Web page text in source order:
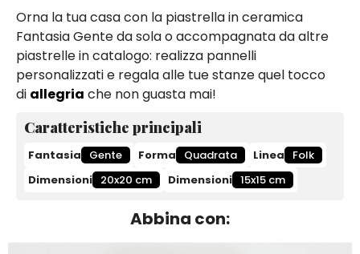
Orna la tua casa con la piastrella in ceramica
Fantasia Gente da sola o accompagnata da altre
piastrelle in catalogo: realizza pannelli
personalizzati e regala alle tue stanze quel tocco
di allegria che non guasta mai!
Caratteristiche principali
Fantasia Gente Forma Quadrata Linea
Folk
Dimensioni 20x20 cm Dimensioni 15x15 cm
Abbina con: